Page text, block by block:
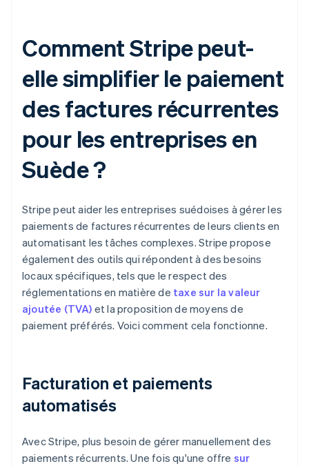
Comment Stripe peut-
elle simplifier le paiement
des factures récurrentes
pour les entreprises en
Suède ?
Stripe peut aider les entreprises suédoises à gérer les
paiements de factures récurrentes de leurs clients en
automatisant les tâches complexes. Stripe propose
également des outils qui répondent à des besoins
locaux spécifiques, tels que le respect des
réglementations en matière de taxe sur la valeur
ajoutée (TVA) et la proposition de moyens de
paiement préférés. Voici comment cela fonctionne.
Facturation et paiements
automatisés
Avec Stripe, plus besoin de gérer manuellement des
paiements récurrents. Une fois qu'une offre sur